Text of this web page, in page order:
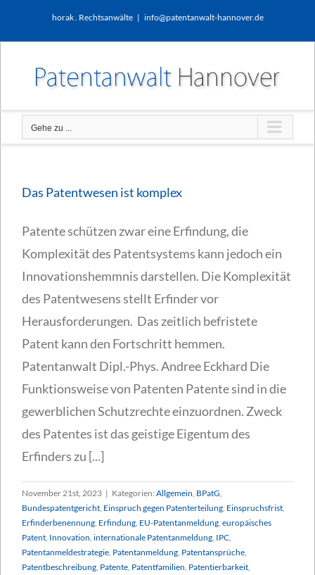
horak . Rechtsanwälte | info@patentanwalt-hannover.de
Gehe zu ...
Das Patentwesen ist komplex
Patente schützen zwar eine Erfindung, die
Komplexität des Patentsystems kann jedoch ein
Innovationshemmnis darstellen. Die Komplexität
des Patentwesens stellt Erfinder vor
Herausforderungen. Das zeitlich befristete
Patent kann den Fortschritt hemmen.
Patentanwalt Dipl.-Phys. Andree Eckhard Die
Funktionsweise von Patenten Patente sind in die
gewerblichen Schutzrechte einzuordnen. Zweck
des Patentes ist das geistige Eigentum des
Erfinders zu [...]
November 21st, 2023 | Kategorien: Allgemein BPatG
Bundespatentgericht Einspruch gegen Patenterteilung Einspruchsfrist
Erfinderbenennung Erfindung EU-Patentanmeldung europäisches
Patent Innovation internationale Patentanmeldung IPC
Patentanmeldestrategie Patentanmeldung Patentansprüche
Patentbeschreibung Patente Patentfamilien Patentierbarkeit